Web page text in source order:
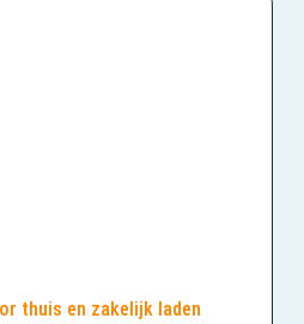
thuis en zakelijk laden